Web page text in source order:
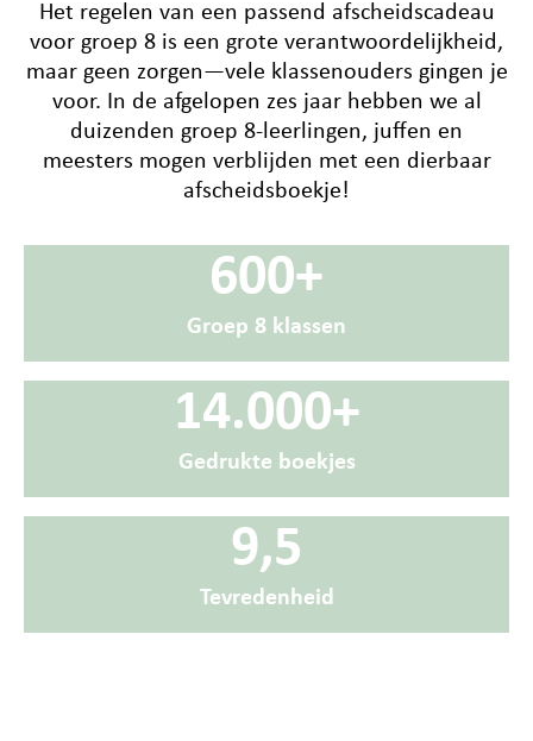
Het regelen van een passend afscheidscadeau
voor groep 8 is een grote verantwoordelijkheid,
maar geen zorgen—vele klassenouders gingen je
voor. In de afgelopen zes jaar hebben we al
duizenden groep 8-leerlingen, juffen en
meesters mogen verblijden met een dierbaar
afscheidsboekje!
600+
Groep 8 klassen
14.000+
Gedrukte boekjes
9,5
Tevredenheid